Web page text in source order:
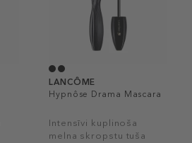
LANCÔME
Hypnôse Drama Mascara
Intensīvi kuplinoša
melna skropstu tuša